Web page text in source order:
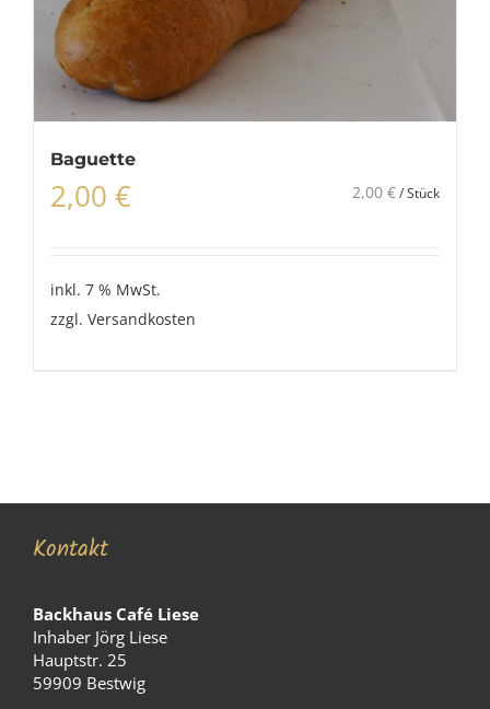
Baguette
2,00 € 2,00 €/Stück
inkl. 7 % MwSt.
zzgl. Versandkosten
Kontakt
Backhaus Café Liese
Inhaber Jörg Liese
Hauptstr. 25
59909 Bestwig